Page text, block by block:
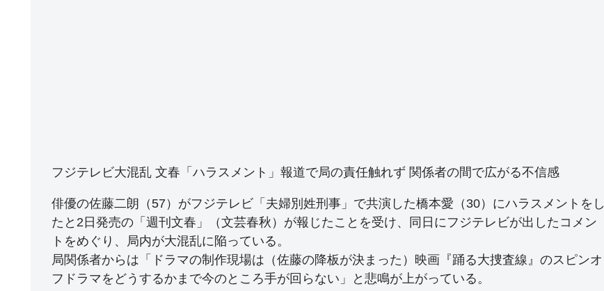
フジテレビ大混乱 文春「ハラスメント」報道で局の責任触れず 関係者の間で広がる不信感
俳優の佐藤二朗（57）がフジテレビ「夫婦別姓刑事」で共演した橋本愛（30）にハラスメントをし
たと2日発売の「週刊文春」（文芸春秋）が報じたことを受け、同日にフジテレビが出したコメン
トをめぐり、局内が大混乱に陥っている。
局関係者からは「ドラマの制作現場は（佐藤の降板が決まった）映画『踊る大捜査線』のスピンオ
フドラマをどうするかまで今のところ手が回らない」と悲鳴が上がっている。